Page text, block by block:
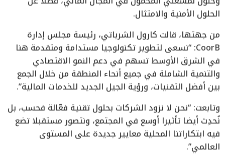
الحلول الأمنية والامتثال.
من جهتها، قالت كارول الشرباتي، رئيسة مجلس إدارة
CoorB: “نسعى لتطوير تكنولوجيا مستدامة ومتقدمة هنا
في الشرق الأوسط تسهم في دعم النمو الاقتصادي
والتنمية الشاملة في جميع أنحاء المنطقة من خلال الجمع
بين أفضل التقنيات، ورؤية الجيل الجديد للخدمات المالية”.
وتابعت: “نحن لا نزود الشركات بحلول تقنية فعّالة فحسب، بل
نُحدِث أيضا تأثيرا أوسع في المجتمع، ونتصور مستقبلا تضع
فيه ابتكاراتنا المحلية معايير جديدة على المستوى
العالمي”.